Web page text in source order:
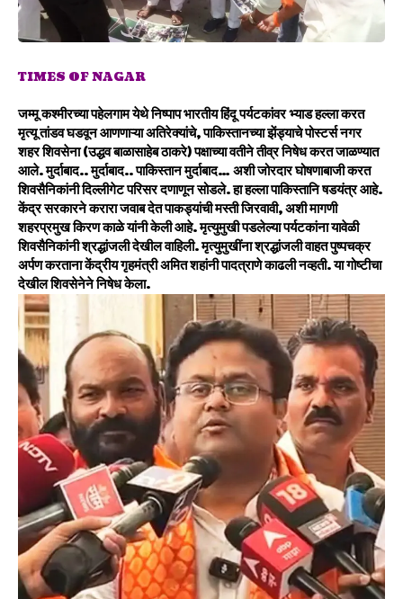
TIMES OF NAGAR
जम्मू कश्मीरच्या पहेलगाम येथे निष्पाप भारतीय हिंदू पर्यटकांवर भ्याड हल्ला करत
मृत्यू तांडव घडवून आणणाऱ्या अतिरेक्यांचे, पाकिस्तानच्या झेंड्याचे पोस्टर्स नगर
शहर शिवसेना (उद्धव बाळासाहेब ठाकरे) पक्षाच्या वतीने तीव्र निषेध करत जाळण्यात
आले. मुर्दाबाद.. मुर्दाबाद.. पाकिस्तान मुर्दाबाद… अशी जोरदार घोषणाबाजी करत
शिवसैनिकांनी दिल्लीगेट परिसर दणाणून सोडले. हा हल्ला पाकिस्तानि षडयंत्र आहे.
केंद्र सरकारने करारा जवाब देत पाकड्यांची मस्ती जिरवावी, अशी मागणी
शहरप्रमुख किरण काळे यांनी केली आहे. मृत्युमुखी पडलेल्या पर्यटकांना यावेळी
शिवसैनिकांनी श्रद्धांजली देखील वाहिली. मृत्युमुखींना श्रद्धांजली वाहत पुष्पचक्र
अर्पण करताना केंद्रीय गृहमंत्री अमित शहांनी पादत्राणे काढली नव्हती. या गोष्टीचा
देखील शिवसेनेने निषेध केला.